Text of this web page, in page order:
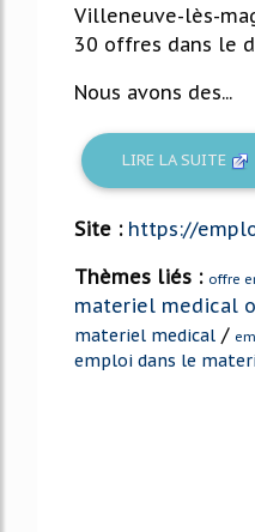
Villeneuve-lès-
30 offres dans le
Nous avons des...
LIRE LA SUITE
Site : https://
Thèmes liés : offre
materiel medical
materiel medical /
emploi dans le